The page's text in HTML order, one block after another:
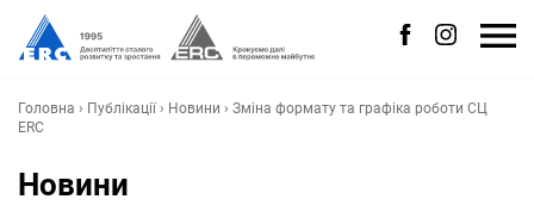
Головна › Публікації› Новини › Зміна формату та графіка роботи СЦ
ERC
Новини